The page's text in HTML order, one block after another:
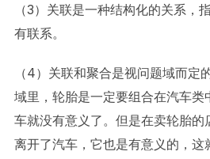
（3）关联是一种结构化的关系，
有联系。
（4）关联和聚合是视问题域而定
域里，轮胎是一定要组合在汽车类
车就没有意义了。但是在卖轮胎的
离开了汽车，它也是有意义的，这